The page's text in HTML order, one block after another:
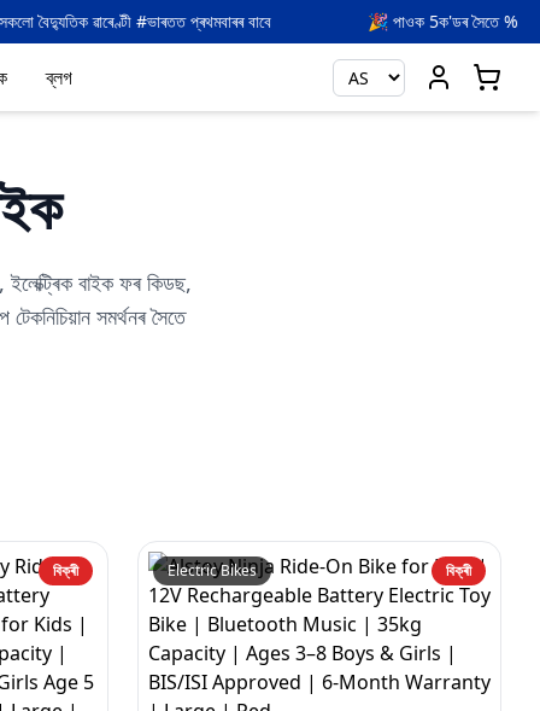
প্ৰথমবাৰৰ বাবে 🎉 পাওক ক'ডৰ সৈতে % OFF ALSTOY5
ব্লগ
বাইক ফৰ কিডছ,
সমৰ্থনৰ সৈতে
বিক্ৰী Electric Bikes বিক্ৰী